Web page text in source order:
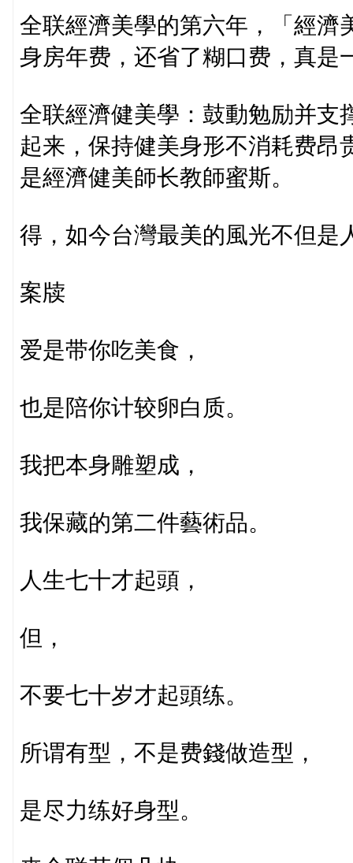
全联經濟美學的第六年，「經濟
身房年费，还省了糊口费，真是
全联經濟健美學：鼓動勉励并
起来，保持健美身形不消耗费昂
是經濟健美師长教師蜜斯。
得，如今台灣最美的風光不但是
案牍
爱是带你吃美食，
也是陪你计较卵白质。
我把本身雕塑成，
我保藏的第二件藝術品。
人生七十才起頭，
但，
不要七十岁才起頭练。
所谓有型，不是费錢做造型，
是尽力练好身型。